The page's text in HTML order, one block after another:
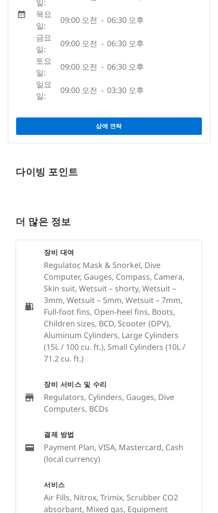
일:
목요
일:
09:00 오전 - 06:30 오후
금요
일:
09:00 오전 - 06:30 오후
토요
일:
09:00 오전 - 06:30 오후
일요
일:
09:00 오전 - 03:30 오후
샵에 연락
다이빙 포인트
더 많은 정보
서비스
Air Fills, Nitrox, Trimix, Scrubber CO2
absorbant, Mixed gas, Equipment
장비 대여
Regulator, Mask & Snorkel, Dive
Computer, Gauges, Compass, Camera,
Skin suit, Wetsuit – shorty, Wetsuit –
3mm, Wetsuit – 5mm, Wetsuit – 7mm,
Full-foot fins, Open-heel fins, Boots,
Children sizes, BCD, Scooter (DPV),
Aluminum Cylinders, Large Cylinders
(15L / 100 cu. ft.), Small Cylinders (10L /
71.2 cu. ft.)
장비 서비스 및 수리
Regulators, Cylinders, Gauges, Dive
Computers, BCDs
결제 방법
Payment Plan, VISA, Mastercard, Cash
(local currency)